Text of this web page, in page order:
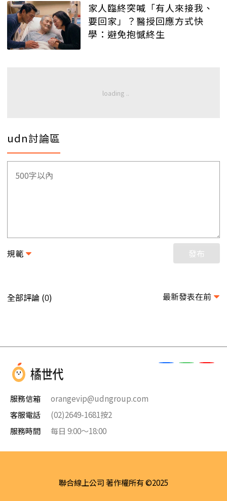
家人臨終突喊「有人來接我、
要回家」？醫授回應方式快
學：避免抱憾終生
udn討論區
規範 發布
全部評論 (0) 最新發表在前
服務信箱
orangevip@udngroup.com
客服電話
(02)2649-1681按2
服務時間
每日 9:00～18:00
聯合線上公司 著作權所有 ©2025